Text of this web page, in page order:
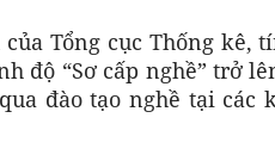
Tổng cục Thống kê,
độ “Sơ cấp nghề” trở
đào tạo nghề tại các